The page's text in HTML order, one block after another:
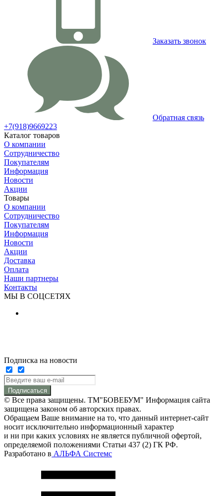
Заказать звонок
Обратная связь
+7(918)9669223
Каталог товаров
О компании
Сотрудничество
Покупателям
Информация
Новости
Акции
Товары
О компании
Сотрудничество
Покупателям
Информация
Новости
Акции
Доставка
Оплата
Наши партнеры
Контакты
МЫ В СОЦСЕТЯХ
Подписка на новости
Подписаться
© Все права защищены. ТМ"БОВЕБУМ" Информация сайта
защищена законом об авторских правах.
Обращаем Ваше внимание на то, что данный интернет-сайт
носит исключительно информационный характер
и ни при каких условиях не является публичной офертой,
определяемой положениями Статьи 437 (2) ГК РФ.
Разработано в АЛЬФА Системс